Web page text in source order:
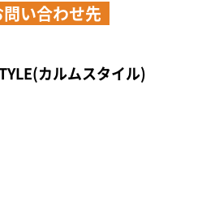
い合わせ先
カルムスタイル)